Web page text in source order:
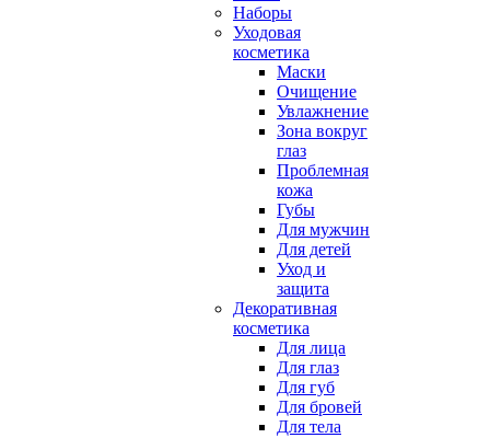
Наборы
Уходовая
косметика
Маски
Очищение
Увлажнение
Зона вокруг
глаз
Проблемная
кожа
Губы
Для мужчин
Для детей
Уход и
защита
Декоративная
косметика
Для лица
Для глаз
Для губ
Для бровей
Для тела